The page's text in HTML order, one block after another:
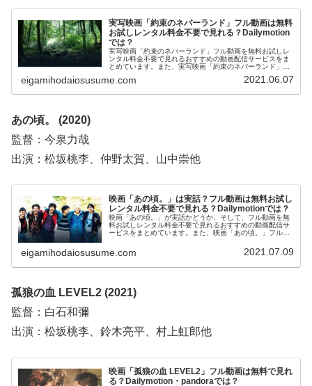
実写映画「約束のネバーランド」フル動画は無料
お試しレンタル料金不要で見れる？Dailymotion
では？
実写映画「約束のネバーランド」フル動画を無料お試しレ
ンタル料金不要で見れるおすすめの動画配信サービスをま
とめています。また、実写映画「約束のネバーランド」フ
べています。そして、実写映画「約束のネバーランド」の
画配信サービス選びや映画本編を見る前の予備知識として
eigamihodaiosusume.com 2021.06.07
あの頃。 (2020)
監督：今泉力哉
出演：松坂桃李、仲野太賀、山中崇他
映画「あの頃。」は実話？フル動画は無料お試し
レンタル料金不要で見れる？Dailymotionでは？
映画「あの頃。」が実話かどうか、そして、フル動画を無
料お試しレンタル料金不要で見れるおすすめの動画配信サ
ービスをまとめています。また、映画「あの頃。」フル動
のほか、映画「あの頃。」の作品情報、あらすじについて
もお伝えしていますので、動画配信サービス選びや映画本
eigamihodaiosusume.com 2021.07.09
孤狼の血 LEVEL2 (2021)
監督：白石和彌
出演：松坂桃李、鈴木亮平、村上虹郎他
映画「孤狼の血 LEVEL2」フル動画は無料で見れ
る？Dailymotion・pandoraでは？